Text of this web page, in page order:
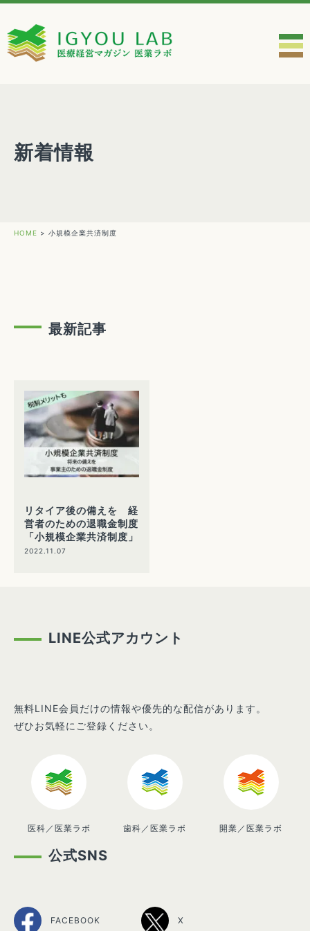
新着情報
HOME > 小規模企業共済制度
最新記事
リタイア後の備えを 経
営者のための退職金制度
「小規模企業共済制度」
2022.11.07
LINE公式アカウント
無料LINE会員だけの情報や優先的な配信があります。
ぜひお気軽にご登録ください。
医科／医業ラボ 歯科／医業ラボ 開業／医業ラボ
公式SNS
FACEBOOK X